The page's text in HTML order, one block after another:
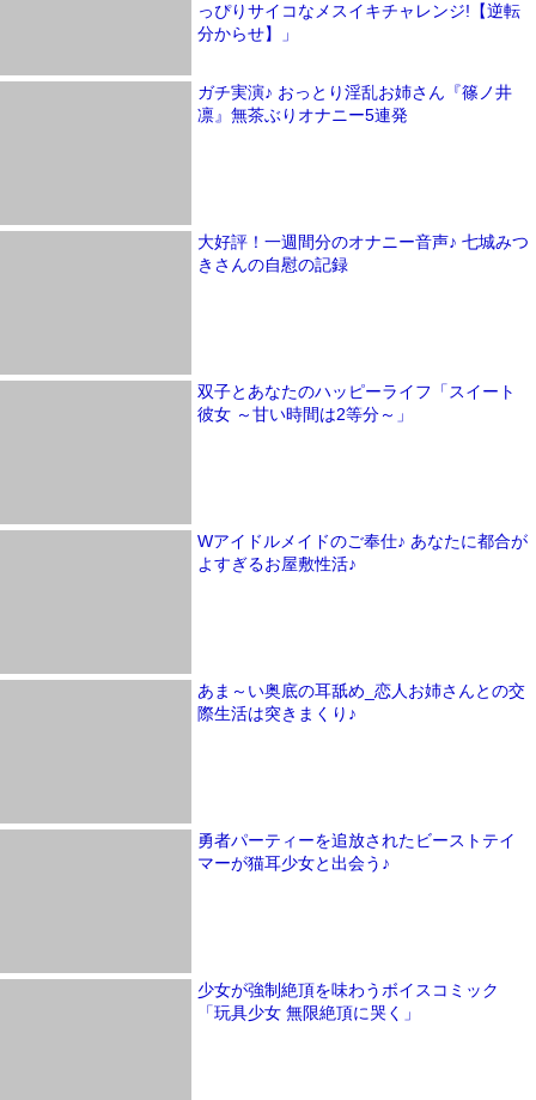
っぴりサイコなメスイキチャレンジ!【逆転
分からせ】」
ガチ実演♪ おっとり淫乱お姉さん『篠ノ井
凛』無茶ぶりオナニー5連発
大好評！一週間分のオナニー音声♪ 七城みつ
きさんの自慰の記録
双子とあなたのハッピーライフ「スイート
彼女 ～甘い時間は2等分～」
Wアイドルメイドのご奉仕♪ あなたに都合が
よすぎるお屋敷性活♪
あま～い奥底の耳舐め_恋人お姉さんとの交
際生活は突きまくり♪
勇者パーティーを追放されたビーストテイ
マーが猫耳少女と出会う♪
少女が強制絶頂を味わうボイスコミック
「玩具少女 無限絶頂に哭く」